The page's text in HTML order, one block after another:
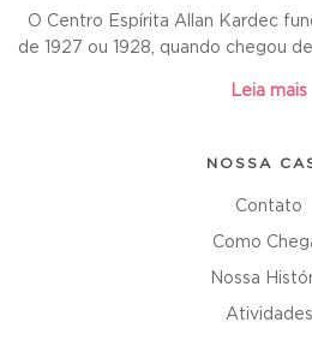
O Centro Espírita Allan Kardec
de 1927 ou 1928, quando chegou
Leia mais
NOSSA
Contato
Como
Nossa
Atividades